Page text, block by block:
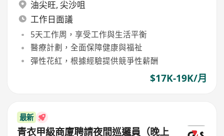
油尖旺, 尖沙咀
工作日面議
5天工作周，享受工作與生活平衡
醫療計劃，全面保障健康與福祉
彈性花紅，根據經驗提供競爭性薪酬
$17K-19K/月
最新
青衣甲級商廈聘請夜間巡邏員（晚上